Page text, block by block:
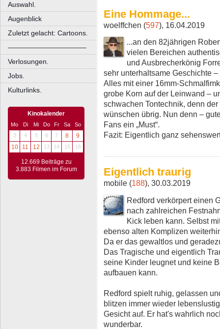
Auswahl.
Augenblick
Zuletzt gelacht: Cartoons.
––––––––––––––––––––
Verlosungen.
Jobs.
Kulturlinks.
Kinokalender
Mo Di Mi Do Fr Sa
So
3
4 5 6 7 8
9
10
11 12 13 14 15 16
12.669 Beiträge zu
3.883 Filmen im Forum
Eine Hommage...
woelffchen (597), 16.04.2019
...an den 82jährigen
vielen Bereichen
und Ausbrecherkönig
sehr unterhaltsame Geschichte
Alles mit einer 16mm-
grobe Korn auf der Leinwand –
schwachen Tontechnik, denn
wünschen übrig. Nun denn –
Fans ein „Must“.
Fazit: Eigentlich ganz
Eigentlich traurig
mobile (188), 30.03.2019
Redford verkörpert einen
nach zahlreichen
Kick leben kann. Selbst
ebenso alten Komplizen
Da er das gewaltlos und
Das Tragische und eigentlich
seine Kinder leugnet und keine
aufbauen kann.
Redford spielt ruhig, gelassen
blitzen immer wieder
Gesicht auf. Er hat's wahrlich
wunderbar.